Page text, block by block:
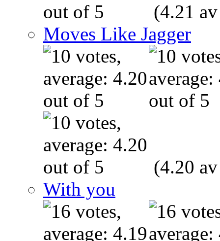
(4.21
Moves Like Jagger
(4.20
With you